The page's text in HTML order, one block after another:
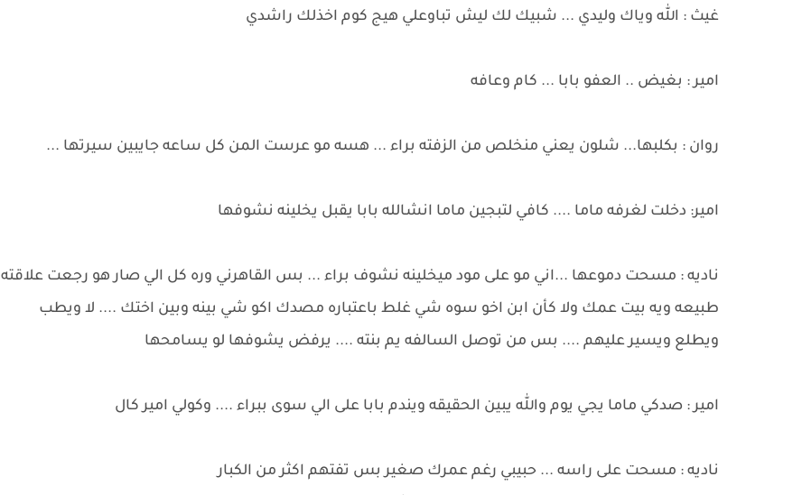
غيث : الله وياك وليدي ... شبيك لك ليش تباوعلي هيج كوم اخذلك راشدي
امير : بغيض .. العفو بابا ... كام وعافه
روان : بكلبها... شلون يعني منخلص من الزفته براء ... هسه مو عرست المن كل ساعه جايبين سيرتها ...
امير: دخلت لغرفه ماما .... كافي لتبجين ماما انشالله بابا يقبل يخلينه نشوفها
ناديه : مسحت دموعها ...اني مو على مود ميخلينه نشوف براء ... بس القاهرني وره كل الي صار هو رجعت علاقته
طبيعه ويه بيت عمك ولا كأن ابن اخو سوه شي غلط باعتباره مصدك اكو شي بينه وبين اختك .... لا ويطب
ويطلع ويسير عليهم .... بس من توصل السالفه يم بنته .... يرفض يشوفها لو يسامحها
امير : صدكي ماما يجي يوم والله يبين الحقيقه ويندم بابا على الي سوى ببراء .... وكولي امير كال
ناديه : مسحت على راسه ... حبيبي رغم عمرك صغير بس تفتهم اكثر من الكبار